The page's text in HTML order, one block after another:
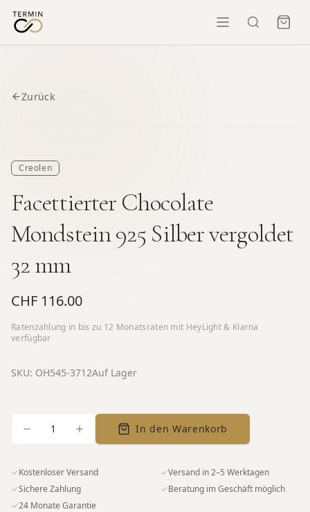
Zurück
Creolen
Facettierter Chocolate
Mondstein 925 Silber vergoldet
32 mm
CHF 116.00
Ratenzahlung in bis zu 12 Monatsraten mit HeyLight & Klarna
verfügbar
SKU: OH545-3712Auf Lager
1 In den Warenkorb
✓Kostenloser Versand ✓Versand in 2–5 Werktagen
✓Sichere Zahlung ✓Beratung im Geschäft möglich
✓24 Monate Garantie